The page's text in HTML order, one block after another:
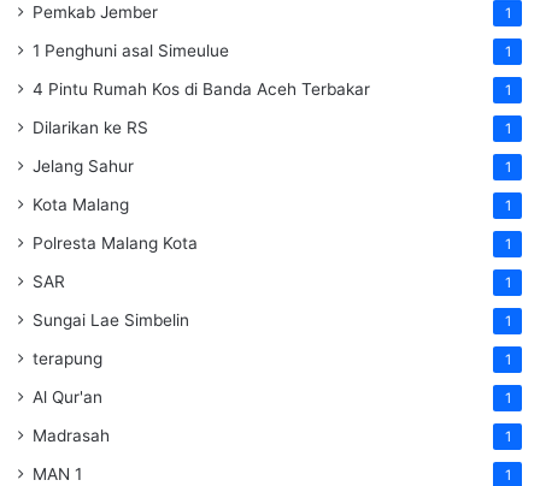
Pemkab Jember 1
1 Penghuni asal Simeulue 1
4 Pintu Rumah Kos di Banda Aceh Terbakar 1
Dilarikan ke RS 1
Jelang Sahur 1
Kota Malang 1
Polresta Malang Kota 1
SAR 1
Sungai Lae Simbelin 1
terapung 1
Al Qur'an 1
Madrasah 1
MAN 1 1